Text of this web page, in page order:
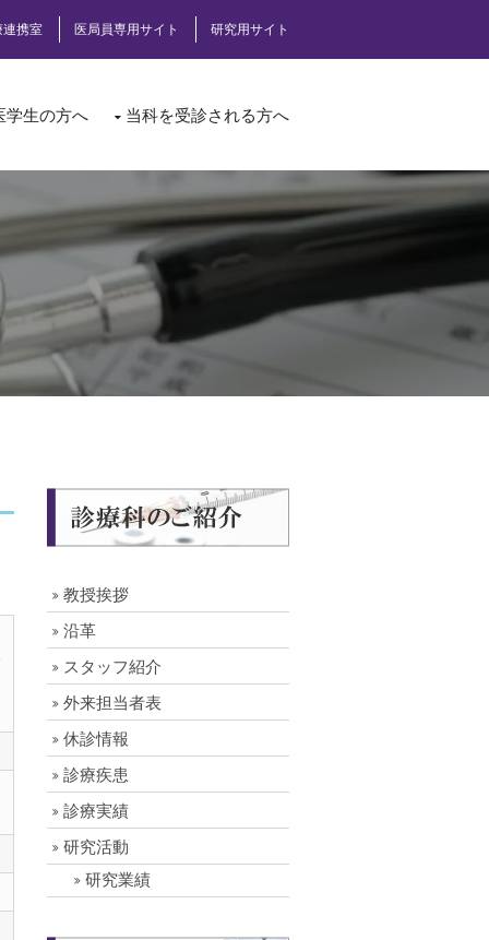
連携室 医局員専用サイト 研究用サイト
学生の方へ 当科を受診される方へ
教授挨拶
沿革
スタッフ紹介
外来担当者表
休診情報
診療疾患
診療実績
研究活動
研究業績